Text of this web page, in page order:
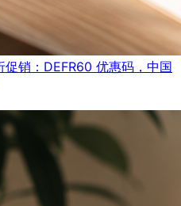
销：DEFR60 优惠码，中国